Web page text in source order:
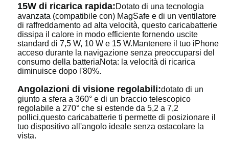
15W di ricarica rapida:Dotato di una tecnologia
avanzata (compatibile con) MagSafe e di un ventilatore
di raffreddamento ad alta velocità, questo caricabatterie
dissipa il calore in modo efficiente fornendo uscite
standard di 7,5 W, 10 W e 15 W.Mantenere il tuo iPhone
acceso durante la navigazione senza preoccuparsi del
consumo della batteriaNota: la velocità di ricarica
diminuisce dopo l'80%.
Angolazioni di visione regolabili:dotato di un
giunto a sfera a 360° e di un braccio telescopico
regolabile a 270° che si estende da 5,2 a 7,2
pollici,questo caricabatterie ti permette di posizionare il
tuo dispositivo all'angolo ideale senza ostacolare la
vista.